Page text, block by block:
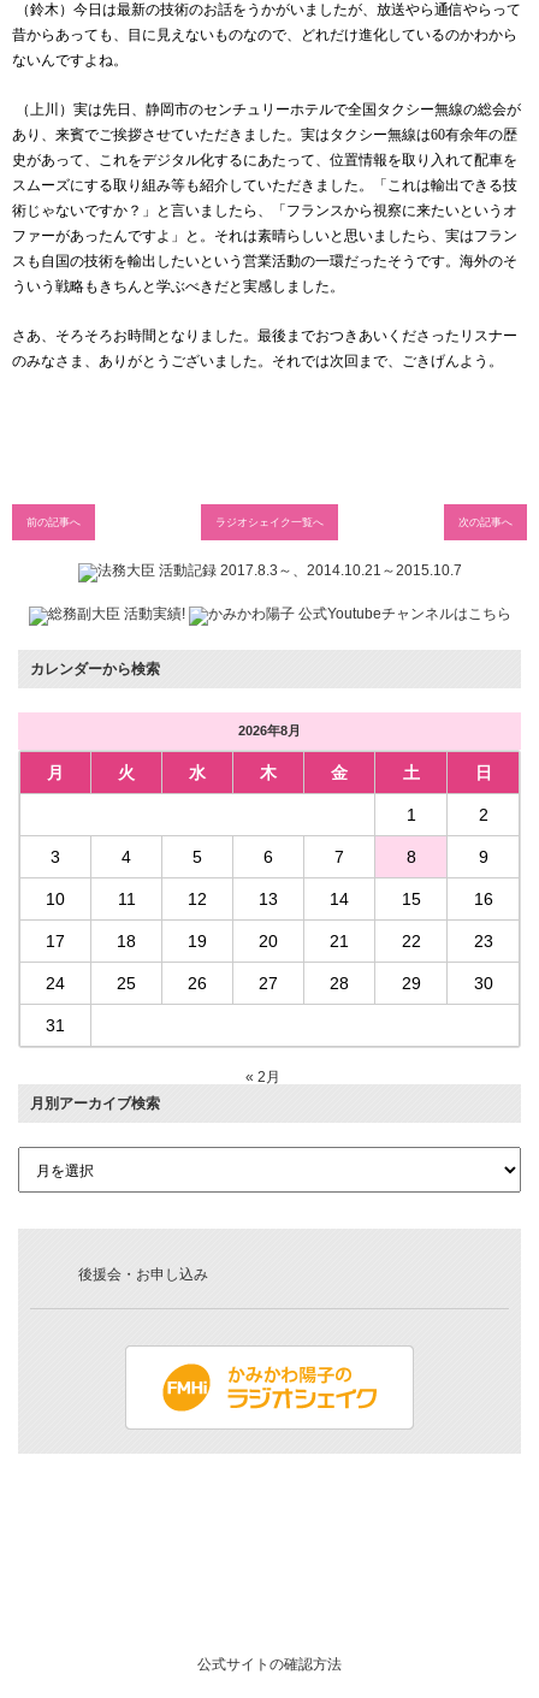
（鈴木）今日は最新の技術のお話をうかがいましたが、放送やら通信やらって
昔からあっても、目に見えないものなので、どれだけ進化しているのかわから
ないんですよね。
（上川）実は先日、静岡市のセンチュリーホテルで全国タクシー無線の総会が
あり、来賓でご挨拶させていただきました。実はタクシー無線は60有余年の歴
史があって、これをデジタル化するにあたって、位置情報を取り入れて配車を
スムーズにする取り組み等も紹介していただきました。「これは輸出できる技
術じゃないですか？」と言いましたら、「フランスから視察に来たいというオ
ファーがあったんですよ」と。それは素晴らしいと思いましたら、実はフラン
スも自国の技術を輸出したいという営業活動の一環だったそうです。海外のそ
ういう戦略もきちんと学ぶべきだと実感しました。
さあ、そろそろお時間となりました。最後までおつきあいくださったリスナー
のみなさま、ありがとうございました。それでは次回まで、ごきげんよう。
前の記事へ ラジオシェイク一覧へ 次の記事へ
カレンダーから検索
2026年8月
月 火 水 木 金 土 日
1 2
3 4 5 6 7 8 9
10 11 12 13 14 15 16
17 18 19 20 21 22 23
24 25 26 27 28 29 30
31
« 2月
月別アーカイブ検索
後援会・お申し込み
公式サイトの確認方法